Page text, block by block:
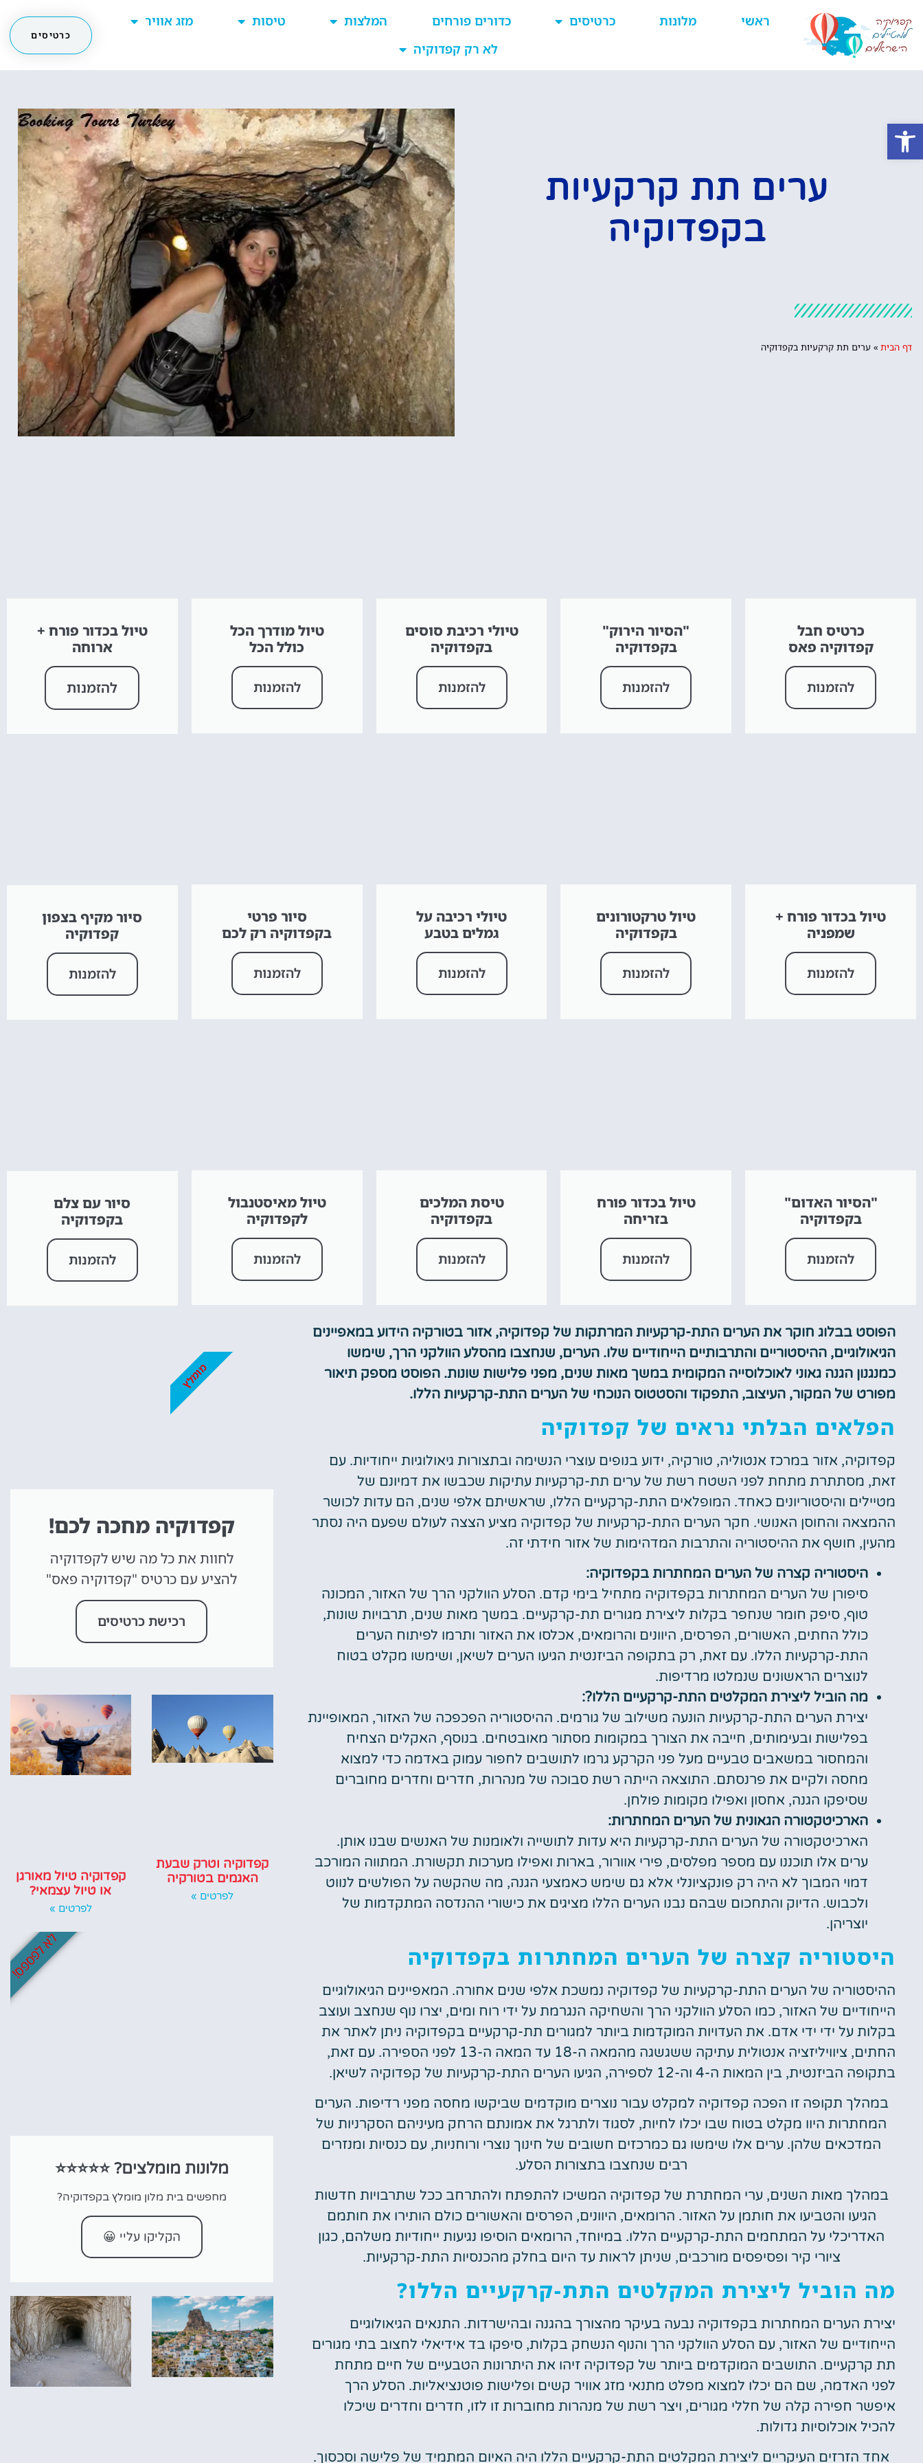
ראשי מלונות כרטיסים כדורים פורחים המלצות טיסות
מזג אוויר
לא רק קפדוקיה
כרטיסים
ערים תת קרקעיות
בקפדוקיה
דף הבית » ערים תת קרקעיות בקפדוקיה
כרטיס חבל
קפדוקיה פאס
להזמנות
טיול בכדור פורח +
שמפניה
להזמנות
"הסיור האדום"
בקפדוקיה
להזמנות
"הסיור הירוק"
בקפדוקיה
להזמנות
טיול טרקטורונים
בקפדוקיה
להזמנות
טיול בכדור פורח
בזריחה
להזמנות
טיולי רכיבת סוסים
בקפדוקיה
להזמנות
טיולי רכיבה על
גמלים בטבע
להזמנות
טיסת המלכים
בקפדוקיה
להזמנות
טיול מודרך הכל
כולל הכל
להזמנות
סיור פרטי
בקפדוקיה רק לכם
להזמנות
טיול מאיסטנבול
לקפדוקיה
להזמנות
טיול בכדור פורח +
ארוחה
להזמנות
סיור מקיף בצפון
קפדוקיה
להזמנות
סיור עם צלם
בקפדוקיה
להזמנות
הפוסט בבלוג חוקר את הערים התת-קרקעיות המרתקות של קפדוקיה, אזור בטורקיה הידוע במאפיינים
הגיאולוגיים, ההיסטוריים והתרבותיים הייחודיים שלו. הערים, שנחצבו מהסלע הוולקני הרך, שימשו
כמנגנון הגנה גאוני לאוכלוסייה המקומית במשך מאות שנים, מפני פלישות שונות. הפוסט מספק תיאור
מפורט של המקור, העיצוב, התפקוד והסטטוס הנוכחי של הערים התת-קרקעיות הללו.
הפלאים הבלתי נראים של קפדוקיה
קפדוקיה, אזור במרכז אנטוליה, טורקיה, ידוע בנופים עוצרי הנשימה ובתצורות גיאולוגיות ייחודיות. עם
זאת, מסתתרת מתחת לפני השטח רשת של ערים תת-קרקעיות עתיקות שכבשו את דמיונם של
מטיילים והיסטוריונים כאחד. המופלאים התת-קרקעיים הללו, שראשיתם אלפי שנים, הם עדות לכושר
ההמצאה והחוסן האנושי. חקר הערים התת-קרקעיות של קפדוקיה מציע הצצה לעולם שפעם היה נסתר
מהעין, חושף את ההיסטוריה והתרבות המדהימות של אזור חידתי זה.
היסטוריה קצרה של הערים המחתרות בקפדוקיה:
סיפורן של הערים המחתרות בקפדוקיה מתחיל בימי קדם. הסלע הוולקני הרך של האזור, המכונה
טוף, סיפק חומר שנחפר בקלות ליצירת מגורים תת-קרקעיים. במשך מאות שנים, תרבויות שונות,
כולל החתים, האשורים, הפרסים, היוונים והרומאים, אכלסו את האזור ותרמו לפיתוח הערים
התת-קרקעיות הללו. עם זאת, רק בתקופה הביזנטית הגיעו הערים לשיאן, ושימשו מקלט בטוח
לנוצרים הראשונים שנמלטו מרדיפות.
מה הוביל ליצירת המקלטים התת-קרקעיים הללו?:
יצירת הערים התת-קרקעיות הונעה משילוב של גורמים. ההיסטוריה הפכפכה של האזור, המאופיינת
בפלישות ובעימותים, חייבה את הצורך במקומות מסתור מאובטחים. בנוסף, האקלים הצחיח
והמחסור במשאבים טבעיים מעל פני הקרקע גרמו לתושבים לחפור עמוק באדמה כדי למצוא
מחסה ולקיים את פרנסתם. התוצאה הייתה רשת סבוכה של מנהרות, חדרים וחדרים מחוברים
שסיפקו הגנה, אחסון ואפילו מקומות פולחן.
הארכיטקטורה הגאונית של הערים המחתרות:
הארכיטקטורה של הערים התת-קרקעיות היא עדות לתושייה ולאומנות של האנשים שבנו אותן.
ערים אלו תוכננו עם מספר מפלסים, פירי אוורור, בארות ואפילו מערכות תקשורת. המתווה המורכב
דמוי המבוך לא היה רק פונקציונלי אלא גם שימש כאמצעי הגנה, מה שהקשה על הפולשים לנווט
ולכבוש. הדיוק והתחכום שבהם נבנו הערים הללו מציגים את כישורי ההנדסה המתקדמות של
יוצריהן.
היסטוריה קצרה של הערים המחתרות בקפדוקיה
ההיסטוריה של הערים התת-קרקעיות של קפדוקיה נמשכת אלפי שנים אחורה. המאפיינים הגיאולוגיים
הייחודיים של האזור, כמו הסלע הוולקני הרך והשחיקה הנגרמת על ידי רוח ומים, יצרו נוף שנחצב ועוצב
בקלות על ידי ידי אדם. את העדויות המוקדמות ביותר למגורים תת-קרקעיים בקפדוקיה ניתן לאתר את
החתים, ציוויליזציה אנטולית עתיקה ששגשגה מהמאה ה-18 עד המאה ה-13 לפני הספירה. עם זאת,
בתקופה הביזנטית, בין המאות ה-4 וה-12 לספירה, הגיעו הערים התת-קרקעיות של קפדוקיה לשיאן.
במהלך תקופה זו הפכה קפדוקיה למקלט עבור נוצרים מוקדמים שביקשו מחסה מפני רדיפות. הערים
המחתרות היוו מקלט בטוח שבו יכלו לחיות, לסגוד ולתרגל את אמונתם הרחק מעיניהם הסקרניות של
המדכאים שלהן. ערים אלו שימשו גם כמרכזים חשובים של חינוך נוצרי ורוחניות, עם כנסיות ומנזרים
רבים שנחצבו בתצורות הסלע.
במהלך מאות השנים, ערי המחתרת של קפדוקיה המשיכו להתפתח ולהתרחב ככל שתרבויות חדשות
הגיעו והטביעו את חותמן על האזור. הרומאים, היוונים, הפרסים והאשורים כולם הותירו את חותמם
האדריכלי על המתחמים התת-קרקעיים הללו. במיוחד, הרומאים הוסיפו נגיעות ייחודיות משלהם, כגון
ציורי קיר ופסיפסים מורכבים, שניתן לראות עד היום בחלק מהכנסיות התת-קרקעיות.
מה הוביל ליצירת המקלטים התת-קרקעיים הללו?
יצירת הערים המחתרות בקפדוקיה נבעה בעיקר מהצורך בהגנה ובהישרדות. התנאים הגיאולוגיים
הייחודיים של האזור, עם הסלע הוולקני הרך והנוף הנשחק בקלות, סיפקו בד אידיאלי לחצוב בתי מגורים
תת קרקעיים. התושבים המוקדמים ביותר של קפדוקיה זיהו את היתרונות הטבעיים של חיים מתחת
לפני האדמה, שם הם יכלו למצוא מפלט מתנאי מזג אוויר קשים ופלישות פוטנציאליות. הסלע הרך
איפשר חפירה קלה של חללי מגורים, ויצר רשת של מנהרות מחוברות זו לזו, חדרים וחדרים שיכלו
להכיל אוכלוסיות גדולות.
אחד הזרזים העיקריים ליצירת המקלטים התת-קרקעיים הללו היה האיום המתמיד של פלישה וסכסוך.
קפדוקיה מחכה לכם!
לחוות את כל מה שיש לקפדוקיה
להציע עם כרטיס "קפדוקיה פאס"
רכישת כרטיסים
מומלץ
קפדוקיה וטרק שבעת
האגמים בטורקיה
לפרטים »
קפדוקיה טיול מאורגן
או טיול עצמאי?
לפרטים »
מלונות מומלצים? ⭐⭐⭐⭐⭐
מחפשים בית מלון מומלץ בקפדוקיה?
הקליקו עליי 😀
לא לפספס!
פתח סרגל נגישות